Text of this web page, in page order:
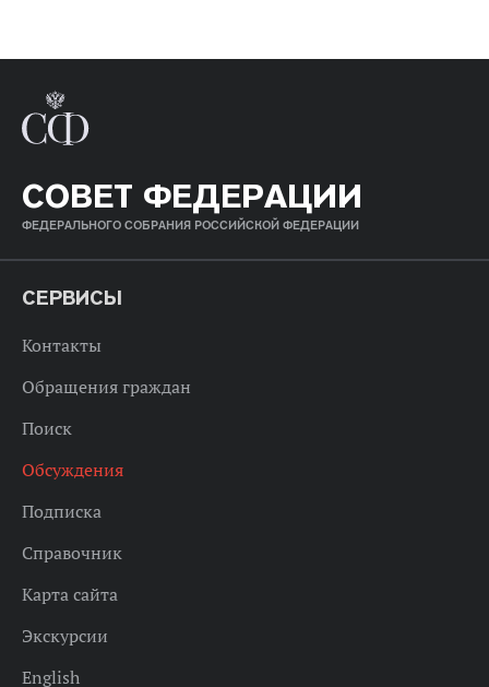
СОВЕТ ФЕДЕРАЦИИ
ФЕДЕРАЛЬНОГО СОБРАНИЯ РОССИЙСКОЙ ФЕДЕРАЦИИ
СЕРВИСЫ
Контакты
Обращения граждан
Поиск
Обсуждения
Подписка
Справочник
Карта сайта
Экскурсии
English